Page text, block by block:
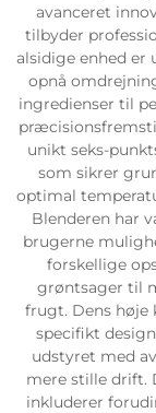
avanceret
tilbyder
alsidige enhed er
opnå
ingredienser til
unikt seks-
som sikrer
optimal
Blenderen har
brugerne
forskellige
grøntsager til
frugt. Dens høje
specifikt
udstyret med
mere stille drift.
inkluderer